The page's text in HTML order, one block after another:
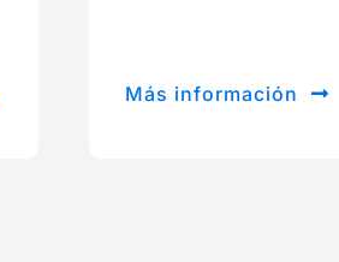
Más información